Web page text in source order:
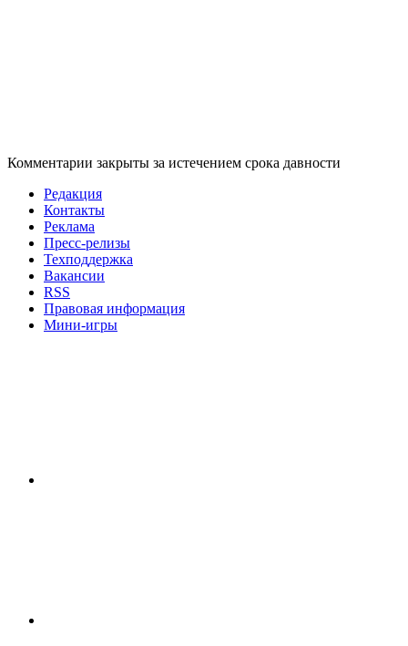
Комментарии закрыты за истечением срока давности
Редакция
Контакты
Реклама
Пресс-релизы
Техподдержка
Вакансии
RSS
Правовая информация
Мини-игры